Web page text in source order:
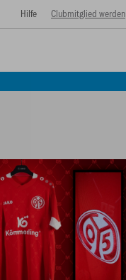
Hilfe Clubmitglied werden